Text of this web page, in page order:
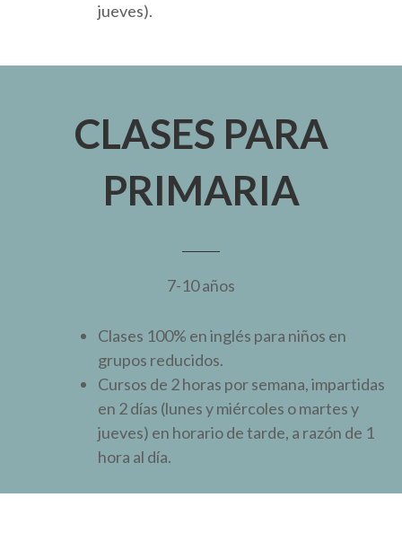
jueves).
CLASES PARA
PRIMARIA
7-10 años
Clases 100% en inglés para niños en
grupos reducidos.
Cursos de 2 horas por semana, impartidas
en 2 días (lunes y miércoles o martes y
jueves) en horario de tarde, a razón de 1
hora al día.